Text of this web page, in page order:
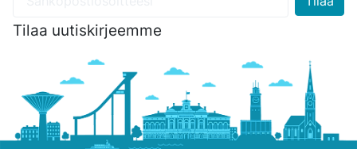
Tilaa uutiskirjeemme